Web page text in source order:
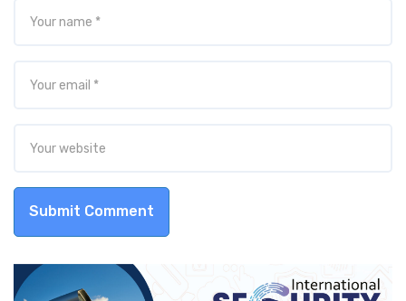
Submit Comment